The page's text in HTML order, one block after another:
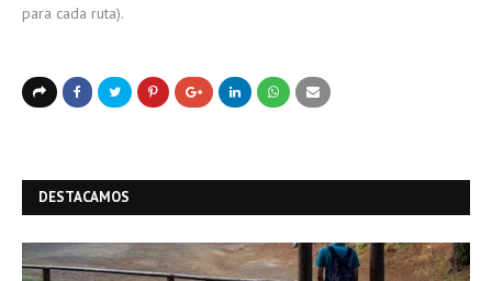
para cada ruta).
DESTACAMOS